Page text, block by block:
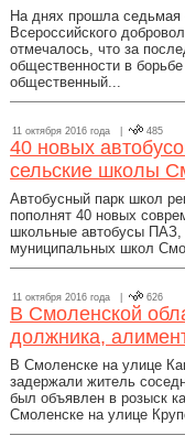
На днях прошла седьмая
Всероссийского
отмечалось, что за
общественности в
общественный...
11 октября 2016 года | 485
40 новых
сельские школы
Автобусный парк школ
пополнят 40 новых
школьные автобусы ПАЗ,
муниципальных школ
11 октября 2016 года | 626
В Смоленской
должника,
В Смоленске на улице
задержали житель
был объявлен в розыск
Смоленске на улице